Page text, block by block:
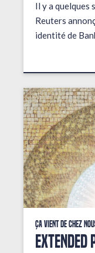
Il y a quelques
Reuters
identité de
Ça vient de chez
EXTENDED